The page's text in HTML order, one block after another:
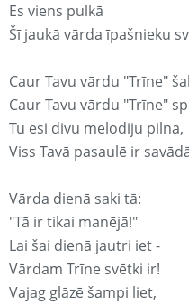
Es viens pulkā
Šī jaukā vārda īpašnieku
Caur Tavu vārdu "Trīne"
Caur Tavu vārdu "Trīne"
Tu esi divu melodiju pilna,
Viss Tavā pasaulē ir
Vārda dienā saki tā:
"Tā ir tikai manējā!"
Lai šai dienā jautri iet -
Vārdam Trīne svētki ir!
Vajag glāzē šampi liet,